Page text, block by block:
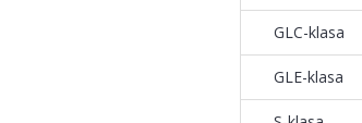
GLC-klasa
GLE-klasa